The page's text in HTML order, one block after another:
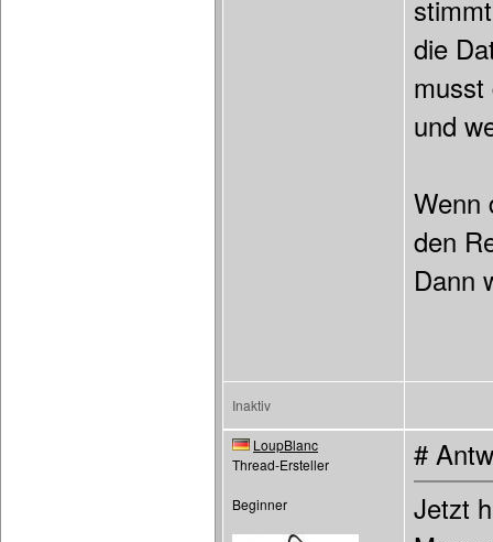
die
musst
und
Wenn
den
Dann
Inaktiv
LoupBlanc
Thread-Ersteller
Beginner
#
Jetzt